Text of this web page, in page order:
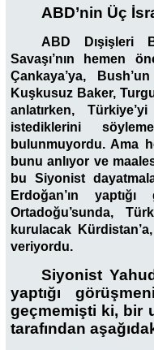
ABD’nin Üç
ABD Dışişleri
Savaşı’nın hemen
Çankaya’ya,
Kuşkusuz Baker,
anlatırken,
istediklerini
bulunmuyordu. Ama
bunu anlıyor ve
bu Siyonist
Erdoğan’ın
Ortadoğu’sunda,
kurulacak
veriyordu.
Siyonist
yaptığı
geçmemişti ki, bir
tarafından